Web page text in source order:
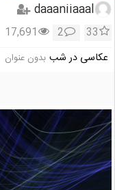
daaaniiaaal
33
2
17,691
عکاسی در شب بدون عنوان